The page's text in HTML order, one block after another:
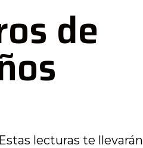
de
lecturas te llevarán